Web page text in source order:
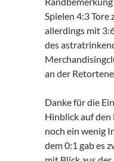
Spielen 4:3 Tore
allerdings mit
des
an der
Danke für die
Hinblick auf
noch ein wenig
dem 0:1 gab es